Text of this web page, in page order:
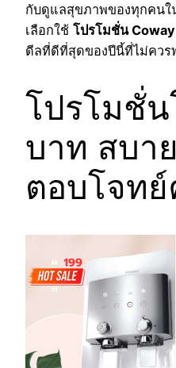
กับดูแลสุขภาพของทุกคนใ
เลือกใช้ โปรโมชั่น
ดีลที่ดีที่สุดของปีนี้ที่ไม่ควร
โปรโมชั่น
บาท สบา
ตอบโจท